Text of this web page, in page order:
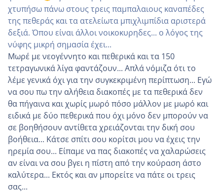
χτυπήσω πάνω στους τρεις παμπαλαιους καναπέδες
της πεθεράς και τα ατελείωτα μπιχλιμπίδια αριστερά
δεξιά. Όπου είναι άλλοι νοικοκυρηδες... ο λόγος της
νύφης μικρή σημασία έχει...
Μωρέ με νεογέννητο και πεθερικά και τα 150
τετραγωνικά λίγα φαντάζουν... Απλά νόμιζα ότι το
λέμε γενικά όχι για την συγκεκριμένη περίπτωση... Εγώ
να σου πω την αλήθεια διακοπές με τα πεθερικά δεν
θα πήγαινα και χωρίς μωρό πόσο μάλλον με μωρό και
ειδικά με δύο πεθερικά που όχι μόνο δεν μπορούν να
σε βοηθήσουν αντίθετα χρειάζονται την δική σου
βοήθεια... Κάτσε σπίτι σου κορίτσι μου να έχεις την
ηρεμία σου... Είπαμε να πας διακοπές να χαλαρώσεις
αν είναι να σου βγει η πίστη από την κούραση άστο
καλύτερα... Εκτός και αν μπορείτε να πάτε οι τρεις
σας...